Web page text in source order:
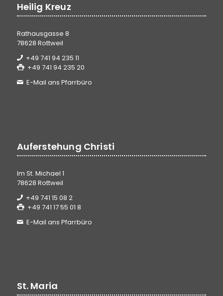
Heilig Kreuz
Rathausgasse 8
78628 Rottweil
+49 741 94 235 11
+49 741 94 235 20
E-Mail ans Pfarrbüro
Auferstehung Christi
Im St. Michael 1
78628 Rottweil
+49 741 15 08 2
+49 741 17 55 01 8
E-Mail ans Pfarrbüro
St. Maria